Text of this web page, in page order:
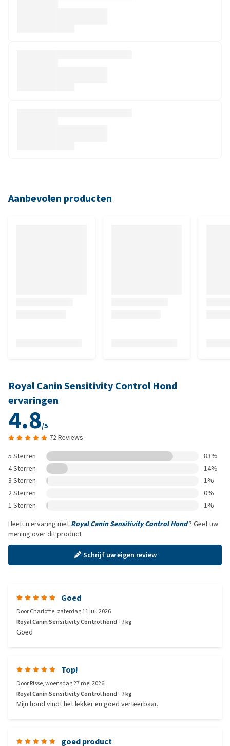
Aanbevolen producten
Royal Canin Sensitivity Control Hond
ervaringen
4.8/5
72 Reviews
5 Sterren
83%
4 Sterren
14%
3 Sterren
1%
2 Sterren
0%
1 Sterren
1%
Heeft u ervaring met Royal Canin Sensitivity Control Hond? Geef uw
mening over dit product
Schrijf uw eigen review
Goed
DoorCharlotte, zaterdag 11 juli 2026
Royal Canin Sensitivity Control hond - 7 kg
Goed
Top!
DoorRisse,woensdag 27 mei 2026
Royal Canin Sensitivity Control hond - 7 kg
Mijn hond vindt het lekker en goed verteerbaar.
goed product